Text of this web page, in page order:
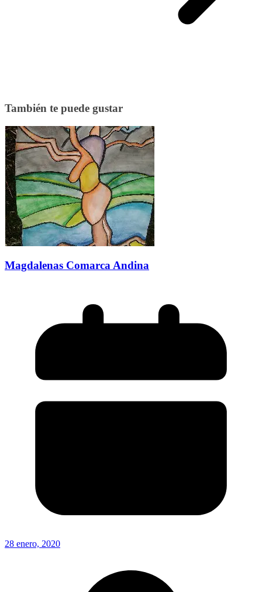
También te puede gustar
Magdalenas Comarca Andina
28 enero, 2020